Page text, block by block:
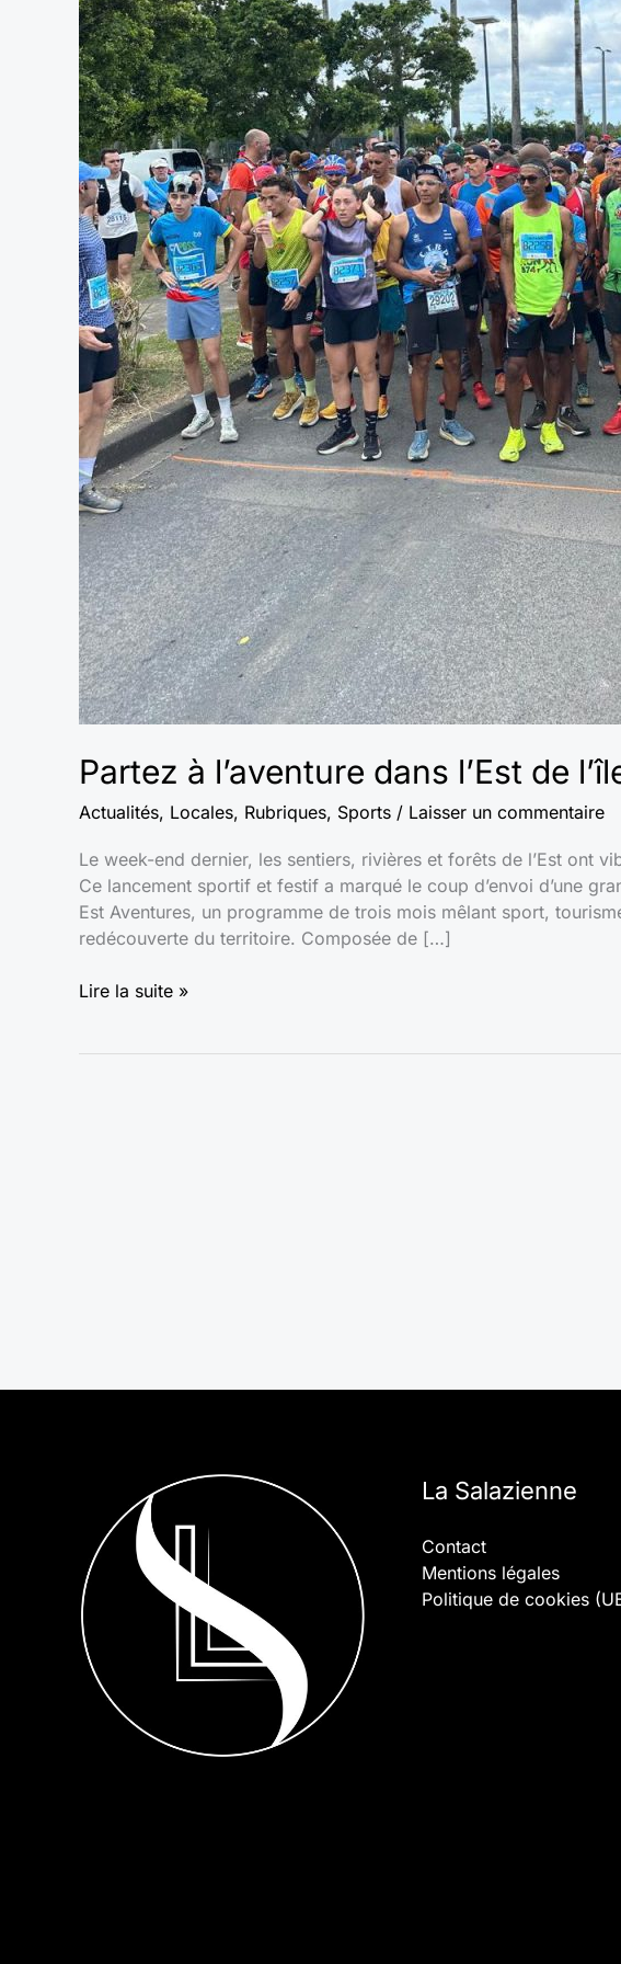
Partez à l’aventure dans l’Est de
Actualités, Locales, Rubriques, Sports / Laisser un commentaire
Le week-end dernier, les sentiers, rivières et forêts de l’Est ont
Ce lancement sportif et festif a marqué le coup d’envoi d’une
Est Aventures, un programme de trois mois mêlant sport,
redécouverte du territoire. Composée de […]
Lire la suite »
La Salazienne
Contact
Mentions légales
Politique de cookies